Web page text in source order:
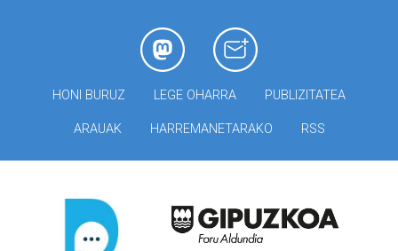
HONI BURUZ LEGE OHARRA PUBLIZITATEA
ARAUAK HARREMANETARAKO RSS